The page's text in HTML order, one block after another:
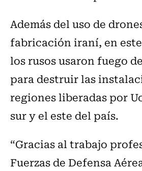
Además del uso de
fabricación iraní, en
los rusos usaron fuego
para destruir las
regiones liberadas por
sur y el este del país.
“Gracias al trabajo
Fuerzas de Defensa